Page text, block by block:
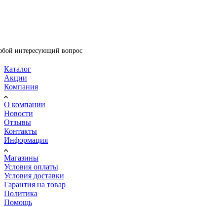
интересующий вопрос
Каталог
Акции
Компания
О компании
Новости
Отзывы
Контакты
Информация
Магазины
Условия оплаты
Условия доставки
Гарантия на товар
Политика
Помощь